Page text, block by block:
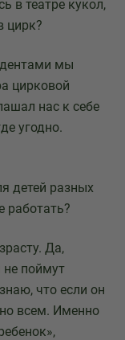
в театре кукол,
цирк?
мы
цирковой
нас к себе
угодно.
детей разных
работать?
Да,
не поймут
что если он
всем. Именно